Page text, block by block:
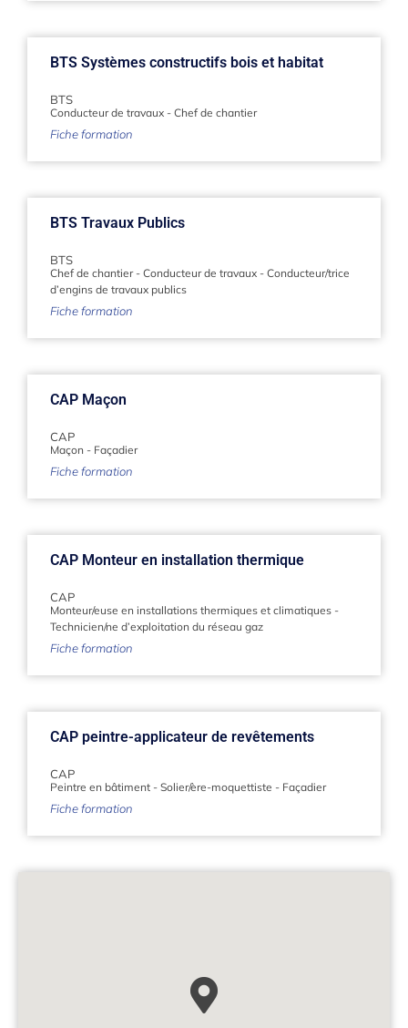
BTS Systèmes constructifs bois et habitat
BTS
Conducteur de travaux - Chef de chantier
Fiche formation
BTS Travaux Publics
BTS
Chef de chantier- Conducteur de travaux - Conducteur/trice
d’engins de travaux publics
Fiche formation
CAP Maçon
CAP
Maçon - Façadier
Fiche formation
CAP Monteur en installation thermique
CAP
Monteur/euse en installations thermiques et climatiques -
Technicien/ne d’exploitation du réseau gaz
Fiche formation
CAP peintre-applicateur de revêtements
CAP
Peintre en bâtiment - Solier/ère-moquettiste - Façadier
Fiche formation